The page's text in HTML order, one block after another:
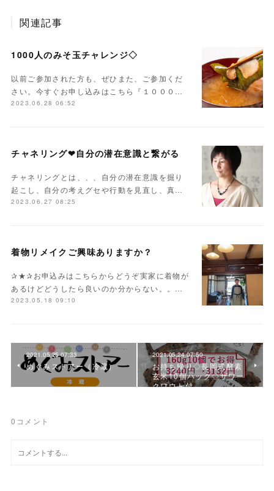
関連記事
1000人のみそ玉チャレンジ◇
以前ご参加された方も、ぜひまた、ご参加くだ
さい。今すぐお申し込みはこちら『１０００…
2023.06.28 06:52
チャネリング❤自分の潜在意識と繋がる
チャネリングとは、、、自分の潜在意識を掘り
起こし、自分の考えグセや行動を見直し、真…
2023.06.27 08:25
着物リメイクご興味ありますか？
✰★✰お申込みはこちらからどうぞ実家に着物が
あるけどどうしたら良いのか分からない。。…
2023.05.18 09:10
2021.05.25 07:33
めぐみストアー（冷蔵）
2021.05.24 07:50
お持ち帰り◇長岡式酵素
玄米10個パック◇ザワー
クワウト付
0 コメント